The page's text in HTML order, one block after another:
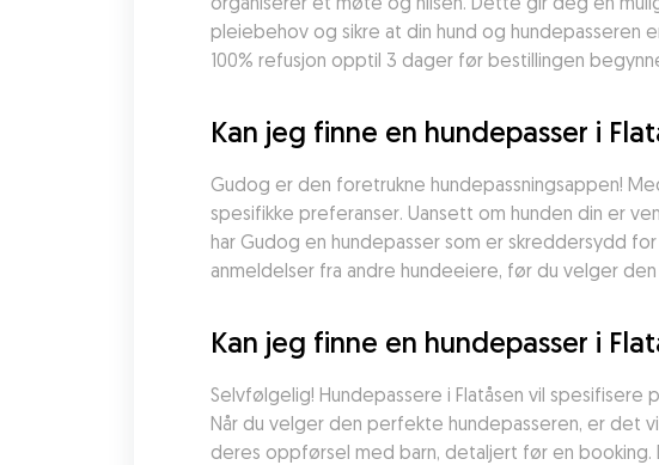
pleiebehov og sikre at din hund og hundepasseren
100% refusjon opptil 3 dager før bestillingen
Kan jeg finne en hundepasser i
Gudog er den foretrukne hundepassningsappen!
spesifikke preferanser. Uansett om hunden din er
har Gudog en hundepasser som er skreddersydd
anmeldelser fra andre hundeeiere, før du velger
Kan jeg finne en hundepasser i
Selvfølgelig! Hundepassere i Flatåsen vil
Når du velger den perfekte hundepasseren, er det
deres oppførsel med barn, detaljert før en